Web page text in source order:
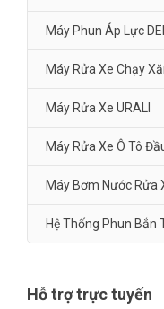
Máy Phun Áp Lực
Máy Rửa Xe Chạy
Máy Rửa Xe URALI
Máy Rửa Xe Ô Tô
Máy Bơm Nước Rửa
Hệ Thống Phun Bắn
Hỗ trợ trực tuyến